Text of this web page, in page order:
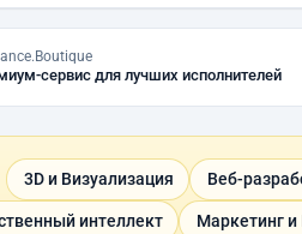
сервис для лучших исполнителей
3D и Визуализация Веб-
интеллект Маркетинг